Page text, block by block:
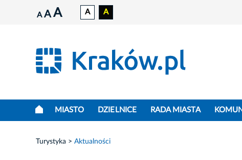
A A A A A
MIASTO DZIELNICE RADA MIASTA
Turystyka Aktualności